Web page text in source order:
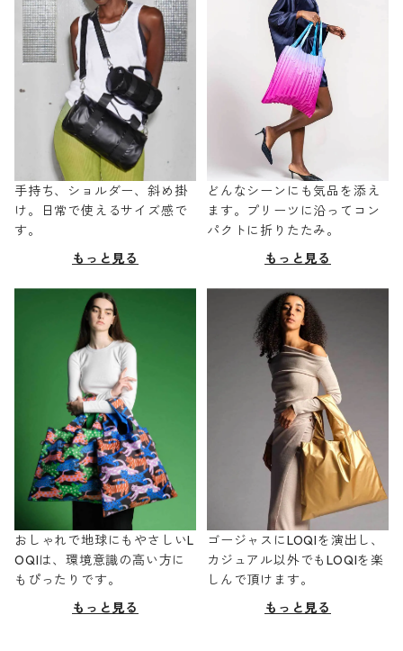
手持ち、ショルダー、斜め掛
け。日常で使えるサイズ感で
す。
もっと見る
どんなシーンにも気品を添え
ます。プリーツに沿ってコン
パクトに折りたたみ。
もっと見る
おしゃれで地球にもやさしいL
OQIは、環境意識の高い方に
もぴったりです。
もっと見る
ゴージャスにLOQIを演出し、
カジュアル以外でもLOQIを楽
しんで頂けます。
もっと見る